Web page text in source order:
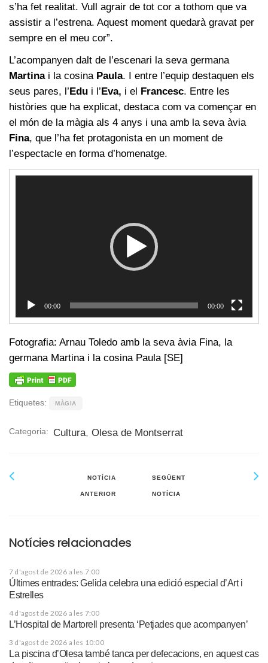
s’ha fet realitat. Vull agrair de tot cor a tothom que va
assistir a l’estrena. Aquest moment quedarà gravat per
sempre en el meu cor”.
L’acompanyen dalt de l’escenari la seva germana
Martinai la cosina Paula. I entre l’equip destaquen els
seus pares, l’ Edu i l’ Eva, i el Francesc. Entre les
històries que ha explicat, destaca com va començar en
el món de la màgia als 4 anys i una amb la seva àvia
Fina, que l’ha fet protagonista en un moment de
l’espectacle en forma d’homenatge.
00:00 00:00
Fotografia: Arnau Toledo amb la seva àvia Fina, la
germana Martina i la cosina Paula [SE]
Etiquetes: MÀGIA
Categoria: Cultura, Olesa de Montserrat
NOTÍCIA
ANTERIOR
SEGÜENT
NOTÍCIA
Notícies relacionades
7 d'agost de 2026 a les 7:00
Últimes entrades: Gelida celebra una edició especial d’Art i
Estrelles
4 d'agost de 2026 a les 7:00
L’Hospital de Martorell presenta ‘Petjades que acompanyen’
3 d'agost de 2026 a les 10:00
La piscina d’Olesa també tanca per defecacions, en aquest cas